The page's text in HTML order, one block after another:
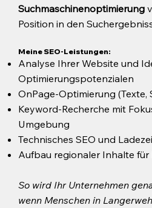
Suchmaschinenoptimierung
Position in den
Meine SEO-Leistungen:
Analyse Ihrer Website und
Optimierungspotenzialen
OnPage-Optimierung
Keyword-Recherche mit
Umgebung
Technisches SEO und
Aufbau regionaler Inhalte für
So wird Ihr Unternehmen
wenn Menschen in